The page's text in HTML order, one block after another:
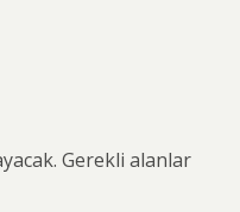
Gerekli alanlar